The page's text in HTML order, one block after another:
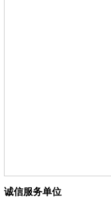
诚信服务单位